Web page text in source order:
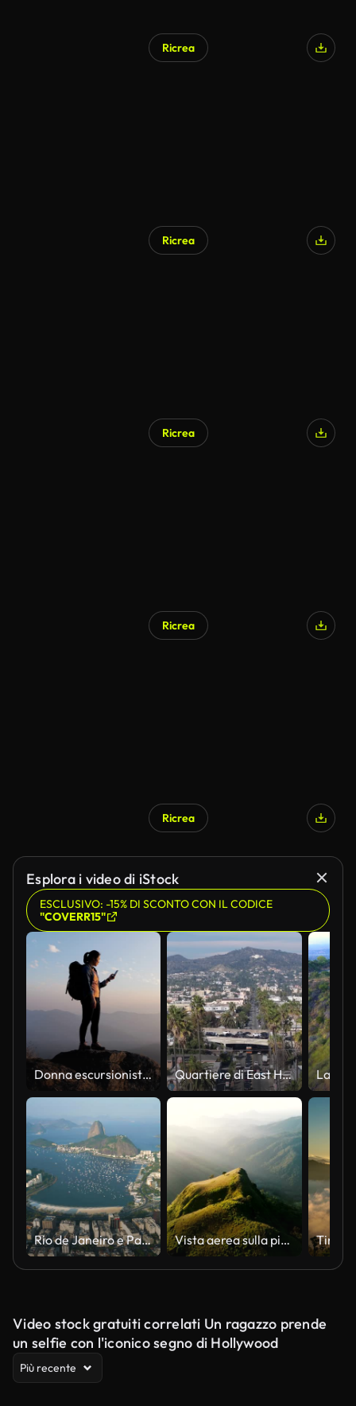
Ricrea
Ricrea
Ricrea
Ricrea
Ricrea
Esplora i video di iStock
ESCLUSIVO: -15% DI SCONTO CON IL CODICE
"COVERR15"
Donna escursionista che usa il telefono cellulare per scattare una foto sulla cima della montagna in orario del tramonto, movimento dolly, rallentatore Quartiere di East Hollywood con vista sull'Osservatorio Griffith - veduta aerea attraverso le palme
Rio de Janeiro e Pan di Zucchero Vista aerea sulla piantagione di tè in Sri Lanka
Video stock gratuiti correlati Un ragazzo prende
un selfie con l'iconico segno di Hollywood
Più recente